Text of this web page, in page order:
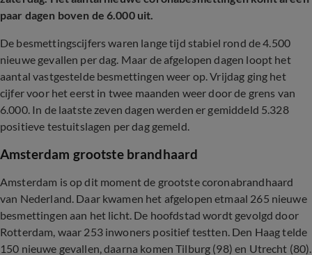
paar dagen boven de 6.000 uit.
De besmettingscijfers waren lange tijd stabiel rond de 4.500
nieuwe gevallen per dag. Maar de afgelopen dagen loopt het
aantal vastgestelde besmettingen weer op. Vrijdag ging het
cijfer voor het eerst in twee maanden weer door de grens van
6.000. In de laatste zeven dagen werden er gemiddeld 5.328
positieve testuitslagen per dag gemeld.
Amsterdam grootste brandhaard
Amsterdam is op dit moment de grootste coronabrandhaard
van Nederland. Daar kwamen het afgelopen etmaal 265 nieuwe
besmettingen aan het licht. De hoofdstad wordt gevolgd door
Rotterdam, waar 253 inwoners positief testten. Den Haag telde
150 nieuwe gevallen, daarna komen Tilburg (98) en Utrecht (80).